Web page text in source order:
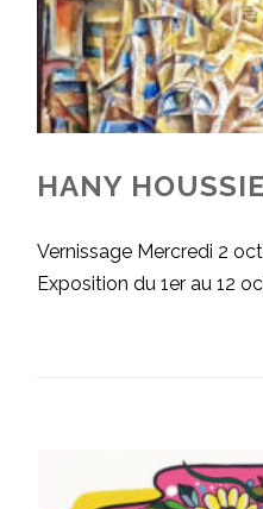
HANY
Vernissage Mercredi 2
Exposition du 1er au 12